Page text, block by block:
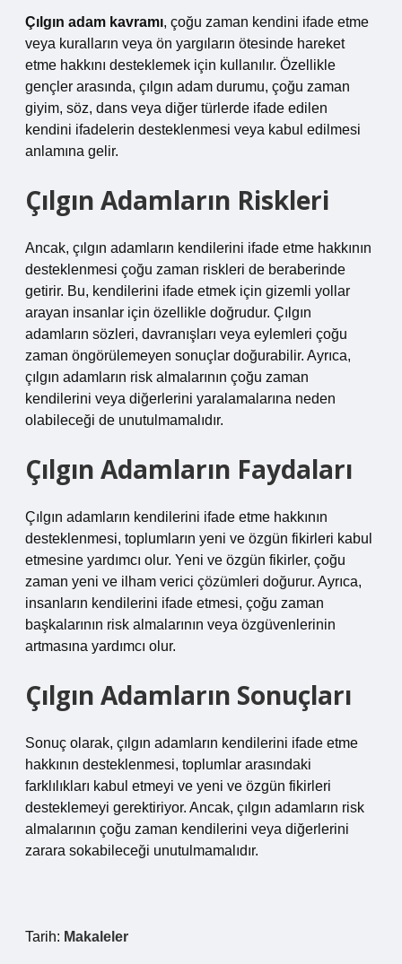
Çılgın adam kavramı, çoğu zaman kendini ifade etme
veya kuralların veya ön yargıların ötesinde hareket
etme hakkını desteklemek için kullanılır. Özellikle
gençler arasında, çılgın adam durumu, çoğu zaman
giyim, söz, dans veya diğer türlerde ifade edilen
kendini ifadelerin desteklenmesi veya kabul edilmesi
anlamına gelir.
Çılgın Adamların Riskleri
Ancak, çılgın adamların kendilerini ifade etme hakkının
desteklenmesi çoğu zaman riskleri de beraberinde
getirir. Bu, kendilerini ifade etmek için gizemli yollar
arayan insanlar için özellikle doğrudur. Çılgın
adamların sözleri, davranışları veya eylemleri çoğu
zaman öngörülemeyen sonuçlar doğurabilir. Ayrıca,
çılgın adamların risk almalarının çoğu zaman
kendilerini veya diğerlerini yaralamalarına neden
olabileceği de unutulmamalıdır.
Çılgın Adamların Faydaları
Çılgın adamların kendilerini ifade etme hakkının
desteklenmesi, toplumların yeni ve özgün fikirleri kabul
etmesine yardımcı olur. Yeni ve özgün fikirler, çoğu
zaman yeni ve ilham verici çözümleri doğurur. Ayrıca,
insanların kendilerini ifade etmesi, çoğu zaman
başkalarının risk almalarının veya özgüvenlerinin
artmasına yardımcı olur.
Çılgın Adamların Sonuçları
Sonuç olarak, çılgın adamların kendilerini ifade etme
hakkının desteklenmesi, toplumlar arasındaki
farklılıkları kabul etmeyi ve yeni ve özgün fikirleri
desteklemeyi gerektiriyor. Ancak, çılgın adamların risk
almalarının çoğu zaman kendilerini veya diğerlerini
zarara sokabileceği unutulmamalıdır.
Tarih: Makaleler